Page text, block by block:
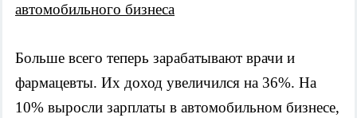
автомобильного бизнеса
Больше всего теперь зарабатывают врачи и
фармацевты. Их доход увеличился на 36%. На
10% выросли зарплаты в автомобильном бизнесе,